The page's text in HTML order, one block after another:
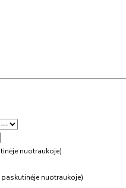
nuotraukoje)
nuotraukoje)